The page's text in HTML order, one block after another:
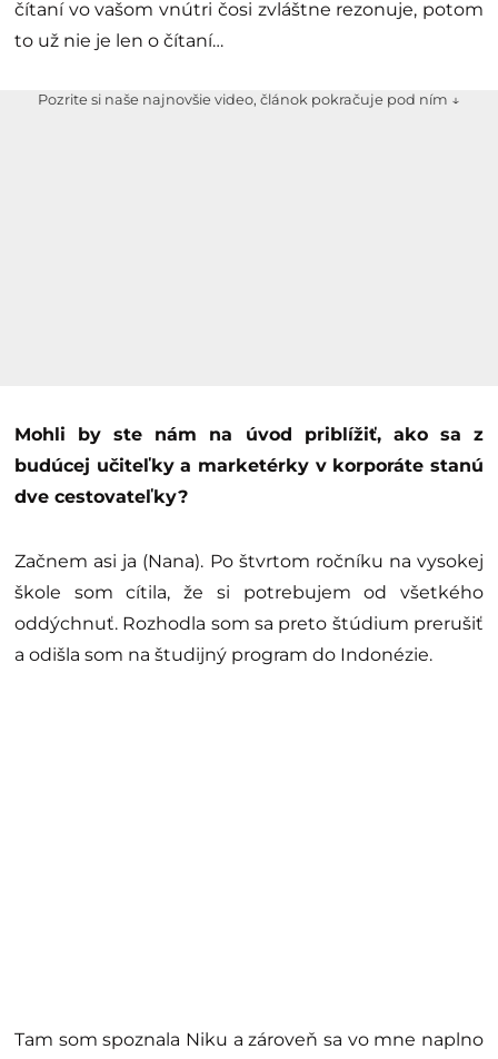
čítaní vo vašom vnútri čosi zvláštne rezonuje, potom
to už nie je len o čítaní…
Pozrite si naše najnovšie video, článok pokračuje pod ním ↓
Mohli by ste nám na úvod priblížiť, ako sa z
budúcej učiteľky a marketérky v korporáte stanú
dve cestovateľky?
Začnem asi ja (Nana). Po štvrtom ročníku na vysokej
škole som cítila, že si potrebujem od všetkého
oddýchnuť. Rozhodla som sa preto štúdium prerušiť
a odišla som na študijný program do Indonézie.
Tam som spoznala Niku a zároveň sa vo mne naplno